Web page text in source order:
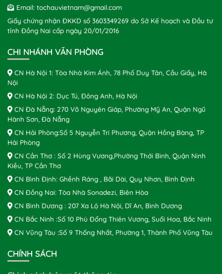
Email: tochauvietnam@gmail.com
Giấy chứng nhận ĐKKD số 3603349269 do Sở Kế hoạch và Đầu tư
tỉnh Đồng Nai cấp ngày 20/01/2016
CHI NHÁNH VĂN PHÒNG
CN Hà Nội 1: Tòa Nhà Kim Ánh, 78 Phố Duy Tân, Cầu Giấy, Hà
Nội
CN Hà Nội 2: Dục Tú, Đông Anh, Hà Nội
CN Đà Nẵng: 270 Võ Nguyên Giáp, Phường Mỹ An, Quận Ngũ
Hành Sơn, Đà Nẵng
CN Hải Phòng:Số 5 Nguyễn Tri Phương, Quận Hồng Bàng, TP
Hải Phòng
CN Cần Thơ : Số 2 Hùng Vương,Phường Thới Bình, Quận Ninh
Kiều, TP Cần Thơ
CN Bình Định: Ghềnh Ráng , Bãi Dài, Quy Nhơn, Bình Định
CN Đồng Nai: Tòa Nhà Sonadezi, Biên Hòa
CN Bình Dương : 207 Xa Lộ Hà Nội, Dĩ An, Bình Dương
CN Bắc Ninh :Số 10 Phù Đổng Thiên Vương, Suối Hoa, Bắc Ninh
CN Vũng Tàu :Số 9 Thống Nhất, Phường 1, Thành Phố Vũng Tàu
CHÍNH SÁCH